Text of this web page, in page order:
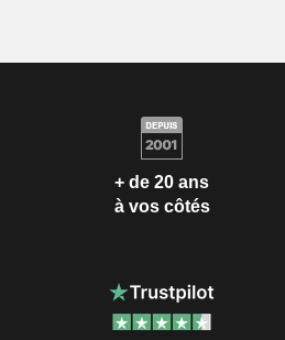
+ de 20 ans
à vos côtés